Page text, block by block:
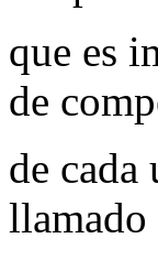
que es
de
de